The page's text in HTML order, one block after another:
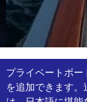
プライベートボ
を追加できます。